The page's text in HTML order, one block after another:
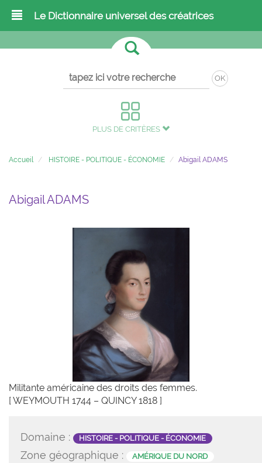
Le Dictionnaire universel des créatrices
OK
PLUS DE CRITÈRES
Accueil HISTOIRE - POLITIQUE - ÉCONOMIE Abigail ADAMS
Abigail ADAMS
Militante américaine des droits des femmes.
[ WEYMOUTH 1744 – QUINCY 1818 ]
Domaine : HISTOIRE - POLITIQUE - ÉCONOMIE
Zone géographique :
AMÉRIQUE DU NORD